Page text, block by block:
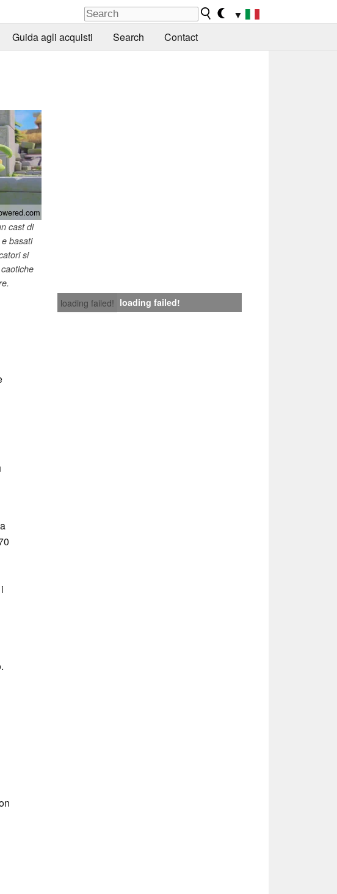
▼
Guida agli acquisti Search Contact
cast di
basati
si
loading failed! loading failed!